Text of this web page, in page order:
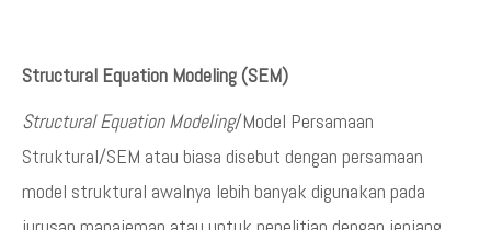
Structural Equation Modeling (SEM)
Structural Equation Modeling/Model Persamaan
Struktural/SEM atau biasa disebut dengan persamaan
model struktural awalnya lebih banyak digunakan pada